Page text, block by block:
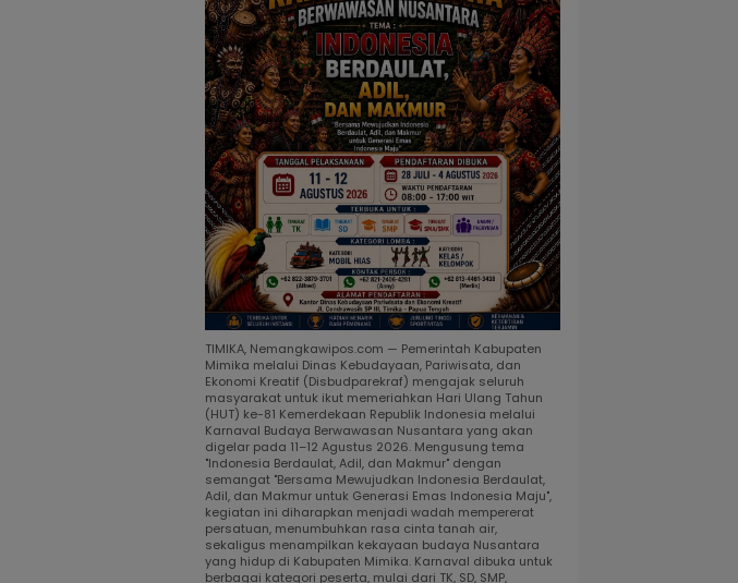
TIMIKA, Nemangkawipos.com — Pemerintah Kabupaten
Mimika melalui Dinas Kebudayaan, Pariwisata, dan
Ekonomi Kreatif (Disbudparekraf) mengajak seluruh
masyarakat untuk ikut memeriahkan Hari Ulang Tahun
(HUT) ke-81 Kemerdekaan Republik Indonesia melalui
Karnaval Budaya Berwawasan Nusantara yang akan
digelar pada 11–12 Agustus 2026. Mengusung tema
"Indonesia Berdaulat, Adil, dan Makmur" dengan
semangat "Bersama Mewujudkan Indonesia Berdaulat,
Adil, dan Makmur untuk Generasi Emas Indonesia Maju",
kegiatan ini diharapkan menjadi wadah mempererat
persatuan, menumbuhkan rasa cinta tanah air,
sekaligus menampilkan kekayaan budaya Nusantara
yang hidup di Kabupaten Mimika. Karnaval dibuka untuk
berbagai kategori peserta, mulai dari TK, SD, SMP,